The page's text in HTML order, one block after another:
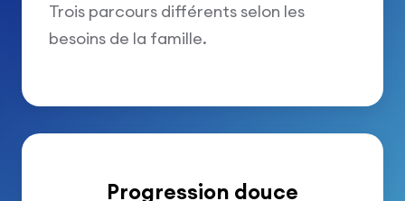
Trois parcours différents selon les
besoins de la famille.
Progression douce